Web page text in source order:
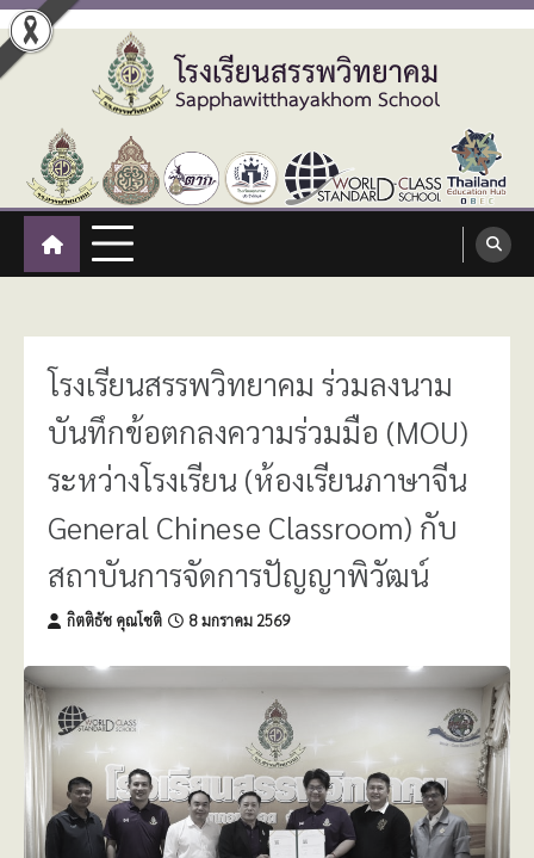
Skip
to
content
โรงเรียนสรรพวิทยาคม
:: โรงเรียนสรรพวิทยาคม อำเภอแม่สอด จังหวัดตาก ::
Sapphawitthayakhom School
โรงเรียนสรรพวิทยาคม ร่วมลงนาม
บันทึกข้อตกลงความร่วมมือ (MOU)
ระหว่างโรงเรียน (ห้องเรียนภาษาจีน
General Chinese Classroom) กับ
สถาบันการจัดการปัญญาพิวัฒน์
กิตติธัช คุณโชติ 8 มกราคม 2569